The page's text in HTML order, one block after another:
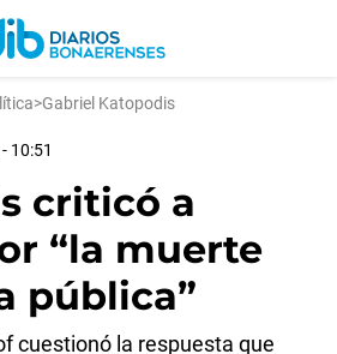
>Gabriel Katopodis
10:51
criticó a
“la muerte
pública”
cuestionó la respuesta que